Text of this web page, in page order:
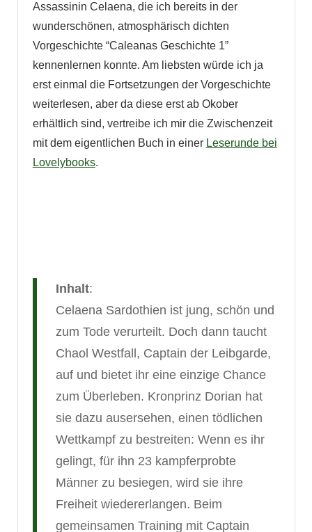
Assassinin Celaena, die ich bereits in der
wunderschönen, atmosphärisch dichten
Vorgeschichte “Caleanas Geschichte 1”
kennenlernen konnte. Am liebsten würde ich ja
erst einmal die Fortsetzungen der Vorgeschichte
weiterlesen, aber da diese erst ab Okober
erhältlich sind, vertreibe ich mir die Zwischenzeit
mit dem eigentlichen Buch in einer Leserunde bei
Lovelybooks.
Inhalt:
Celaena Sardothien ist jung, schön und
zum Tode verurteilt. Doch dann taucht
Chaol Westfall, Captain der Leibgarde,
auf und bietet ihr eine einzige Chance
zum Überleben. Kronprinz Dorian hat
sie dazu ausersehen, einen tödlichen
Wettkampf zu bestreiten: Wenn es ihr
gelingt, für ihn 23 kampferprobte
Männer zu besiegen, wird sie ihre
Freiheit wiedererlangen. Beim
gemeinsamen Training mit Captain